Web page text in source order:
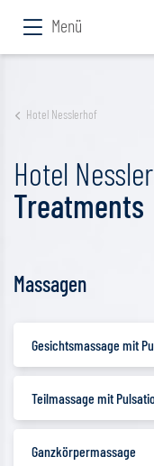
Menü
Hotel Nesslerhof
Hotel
Treatments
Massagen
Gesichtsmassage mit
Teilmassage mit
Ganzkörpermassage